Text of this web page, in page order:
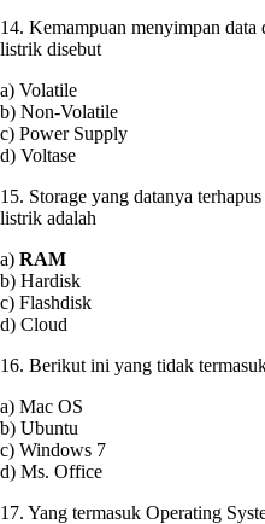
14. Kemampuan menyimpan data
listrik disebut
a) Volatile
b) Non-Volatile
c) Power Supply
d) Voltase
15. Storage yang datanya
listrik adalah
a) RAM
b) Hardisk
c) Flashdisk
d) Cloud
16. Berikut ini yang tidak
a) Mac OS
b) Ubuntu
c) Windows 7
d) Ms. Office
17. Yang termasuk Operating